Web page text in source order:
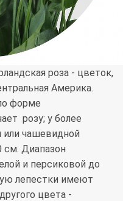
роза - цветок,
Америка.
форме
розу; у более
или чашевидной
см. Диапазон
и персиковой до
лепестки имеют
цвета -